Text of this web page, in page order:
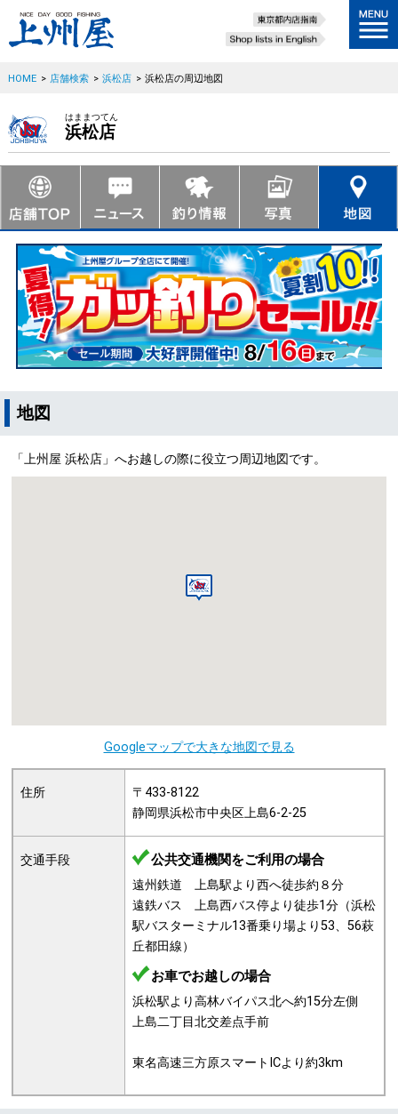
HOME > 店舗検索 > 浜松店 > 浜松店の周辺地図
はままつてん
浜松店
地図
「上州屋 浜松店」へお越しの際に役立つ周辺地図です。
Googleマップで大きな地図で見る
住所
〒433-8122
静岡県浜松市中央区上島6-2-25
交通手段 公共交通機関をご利用の場合
遠州鉄道 上島駅より西へ徒歩約８分
遠鉄バス 上島西バス停より徒歩1分（浜松
駅バスターミナル13番乗り場より53、56萩
丘都田線）
お車でお越しの場合
浜松駅より高林バイパス北へ約15分左側
上島二丁目北交差点手前
東名高速三方原スマートICより約3km